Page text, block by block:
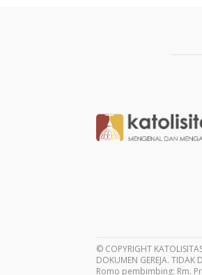
© COPYRIGHT
DOKUMEN GEREJA. TIDAK
Romo pembimbing: Rm.